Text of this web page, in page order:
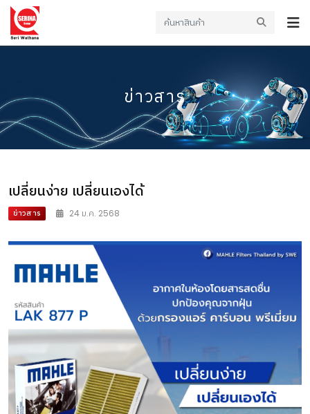
ข่าวสาร
เปลี่ยนง่าย เปลี่ยนเองได้
ข่าวสาร 24 ม.ค. 2568